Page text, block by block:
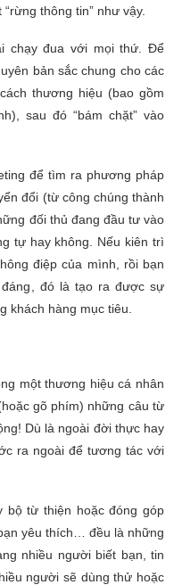
thông tin” như vậy.
chạy đua với mọi thứ. Để
bản sắc chung cho các
thương hiệu (bao gồm
sau đó “bám chặt” vào
để tìm ra phương pháp
đổi (từ công chúng thành
đối thủ đang đầu tư vào
tự hay không. Nếu kiên trì
điệp của mình, rồi bạn
đó là tạo ra được sự
khách hàng mục tiêu.
một thương hiệu cá nhân
gõ phím) những câu từ
Dù là ngoài đời thực hay
ra ngoài để tương tác với
bộ từ thiện hoặc đóng góp
yêu thích… đều là những
nhiều người biết bạn, tin
người sẽ dùng thử hoặc